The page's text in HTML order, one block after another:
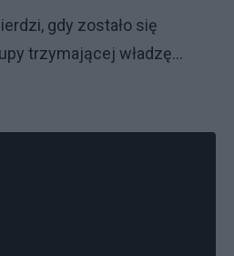
gdy zostało się
trzymającej władzę...